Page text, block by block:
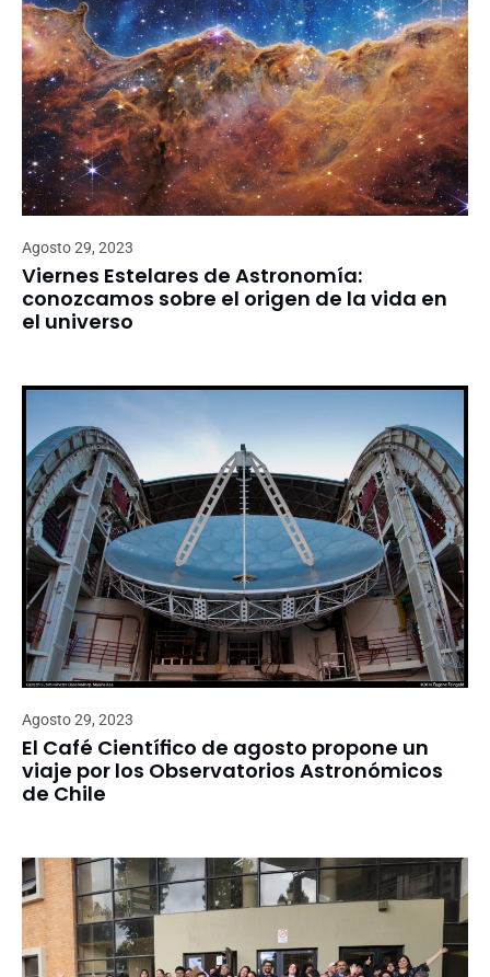
Agosto 29, 2023
Viernes Estelares de Astronomía:
conozcamos sobre el origen de la vida en
el universo
Agosto 29, 2023
El Café Científico de agosto propone un
viaje por los Observatorios Astronómicos
de Chile